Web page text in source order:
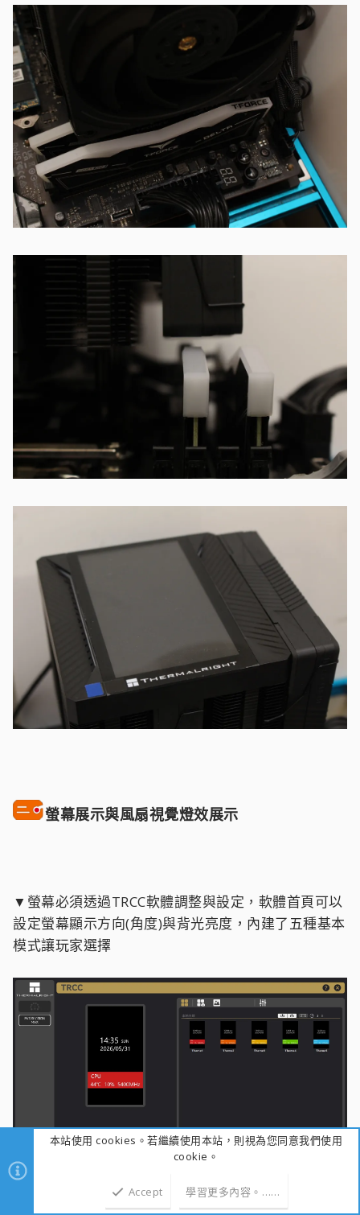
螢幕展示與風扇視覺燈效展示
▼螢幕必須透過TRCC軟體調整與設定，軟體首頁可以
設定螢幕顯示方向(角度)與背光亮度，內建了五種基本
模式讓玩家選擇
本站使用 cookies。若繼續使用本站，則視為您同意我們使用
cookie。
Accept 學習更多內容。……